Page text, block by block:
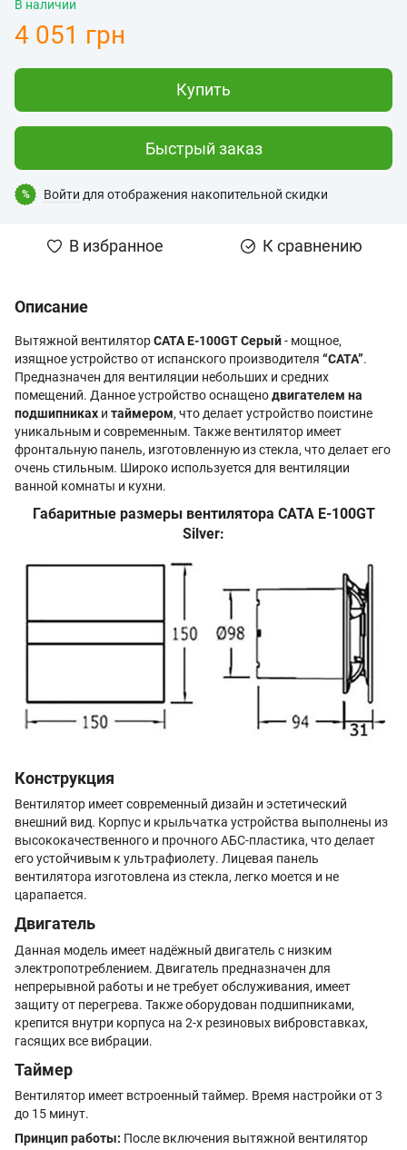
В наличии
4 051 грн
Купить
Быстрый заказ
% Войти для отображения накопительной скидки
В избранное К сравнению
Описание
Вытяжной вентиляторCATA E-100GT Серый- мощное,
изящное устройство от испанского производителя “CATA”.
Предназначен для вентиляции небольших и средних
помещений. Данное устройство оснащенодвигателем на
подшипниках и таймером, что делает устройство поистине
уникальным и современным. Также вентилятор имеет
фронтальную панель, изготовленную из стекла, что делает его
очень стильным. Широко используется для вентиляции
ванной комнаты и кухни.
Габаритные размеры вентилятора CATA E-100GT
Silver:
Конструкция
Вентилятор имеет современный дизайн и эстетический
внешний вид. Корпус и крыльчатка устройства выполнены из
высококачественного и прочного АБС-пластика, что делает
его устойчивым к ультрафиолету. Лицевая панель
вентилятора изготовлена из стекла, легко моется и не
царапается.
Двигатель
Данная модель имеет надёжный двигатель с низким
электропотреблением. Двигатель предназначен для
непрерывной работы и не требует обслуживания, имеет
защиту от перегрева. Также оборудован подшипниками,
крепится внутри корпуса на 2-х резиновых вибровставках,
гасящих все вибрации.
Таймер
Вентилятор имеет встроенный таймер. Время настройки от 3
до 15 минут.
Принцип работы: После включения вытяжной вентилятор